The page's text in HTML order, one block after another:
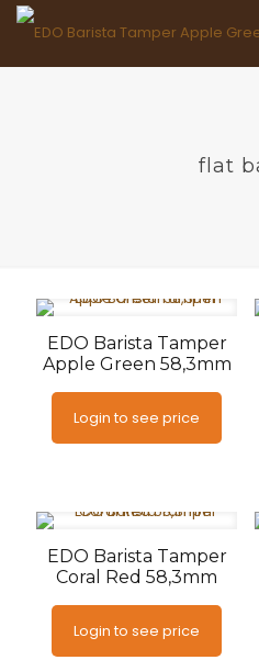
flat
EDO Barista Tamper
Apple Green 58,3mm
Login to see price
EDO Barista Tamper
Coral Red 58,3mm
Login to see price